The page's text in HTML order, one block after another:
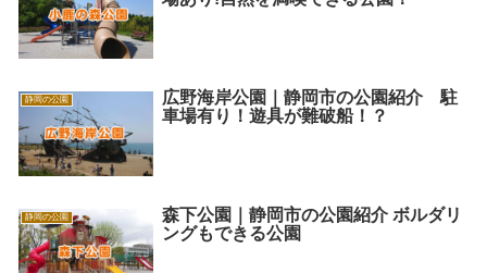
静岡の公園
広野海岸公園｜静岡市の公園紹介 駐
車場有り！遊具が難破船！？
静岡の公園
森下公園｜静岡市の公園紹介 ボルダリ
ングもできる公園